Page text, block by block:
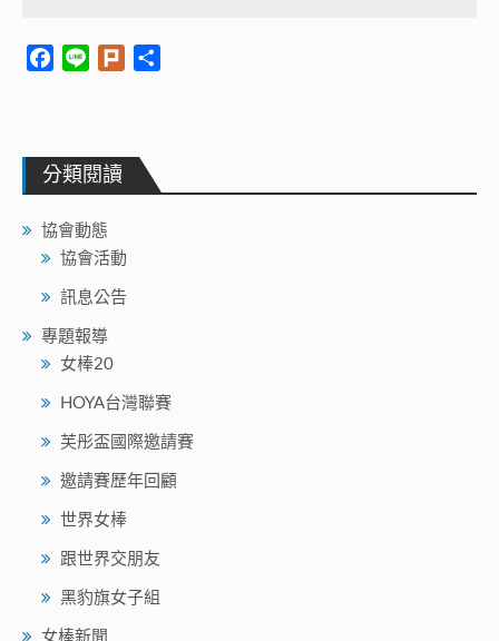
Facebook
Line Plurk
分類閱讀
協會動態
協會活動
訊息公告
專題報導
女棒20
HOYA台灣聯賽
芙彤盃國際邀請賽
邀請賽歷年回顧
世界女棒
跟世界交朋友
黑豹旗女子組
女棒新聞